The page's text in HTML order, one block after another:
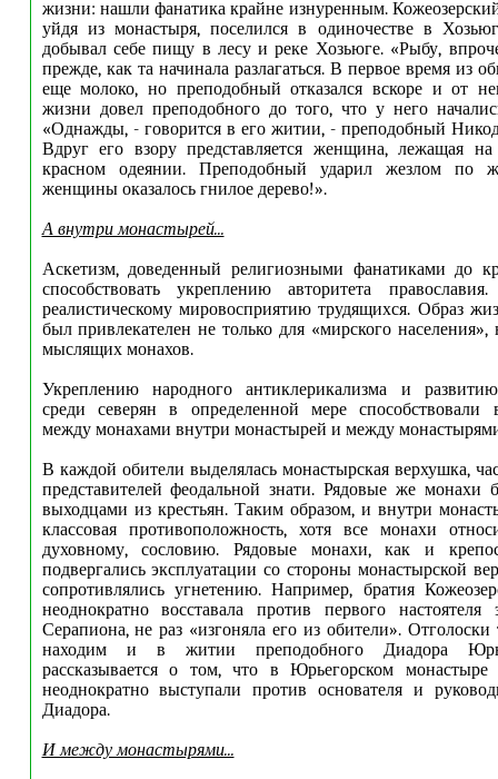
жизни: нашли фанатика крайне изнуренным.
уйдя из монастыря, поселился в одиночестве в
добывал себе пищу в лесу и реке Хозьюге. «Рыбу,
прежде, как та начинала разлагаться. В первое время из
еще молоко, но преподобный отказался вскоре и от
жизни довел преподобного до того, что у него
«Однажды, - говорится в его житии, - преподобный
Вдруг его взору представляется женщина, лежащая
красном одеянии. Преподобный ударил жезлом по
женщины оказалось гнилое дерево!».
А внутри монастырей...
Аскетизм, доведенный религиозными фанатиками до
способствовать укреплению авторитета
реалистическому мировосприятию трудящихся. Образ
был привлекателен не только для «мирского
мыслящих монахов.
Укреплению народного антиклерикализма и
среди северян в определенной мере способствовали
между монахами внутри монастырей и между
В каждой обители выделялась монастырская верхушка,
представителей феодальной знати. Рядовые же
выходцами из крестьян. Таким образом, и внутри
классовая противоположность, хотя все монахи
духовному, сословию. Рядовые монахи, как и
подвергались эксплуатации со стороны монастырской
сопротивлялись угнетению. Например, братия
неоднократно восставала против первого настоятеля
Серапиона, не раз «изгоняла его из обители».
находим и в житии преподобного Диадора
рассказывается о том, что в Юрьегорском
неоднократно выступали против основателя и
Диадора.
И между монастырями...